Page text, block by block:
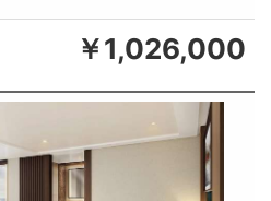
￥1,026,000